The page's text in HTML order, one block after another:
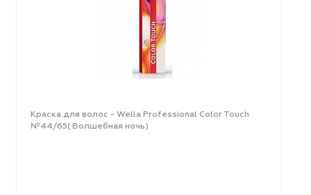
Краска для волос - Wella Professional Color Touch
№44/65( Волшебная ночь)